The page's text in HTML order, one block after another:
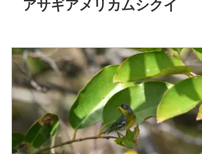
アサギアメリカムシクイ